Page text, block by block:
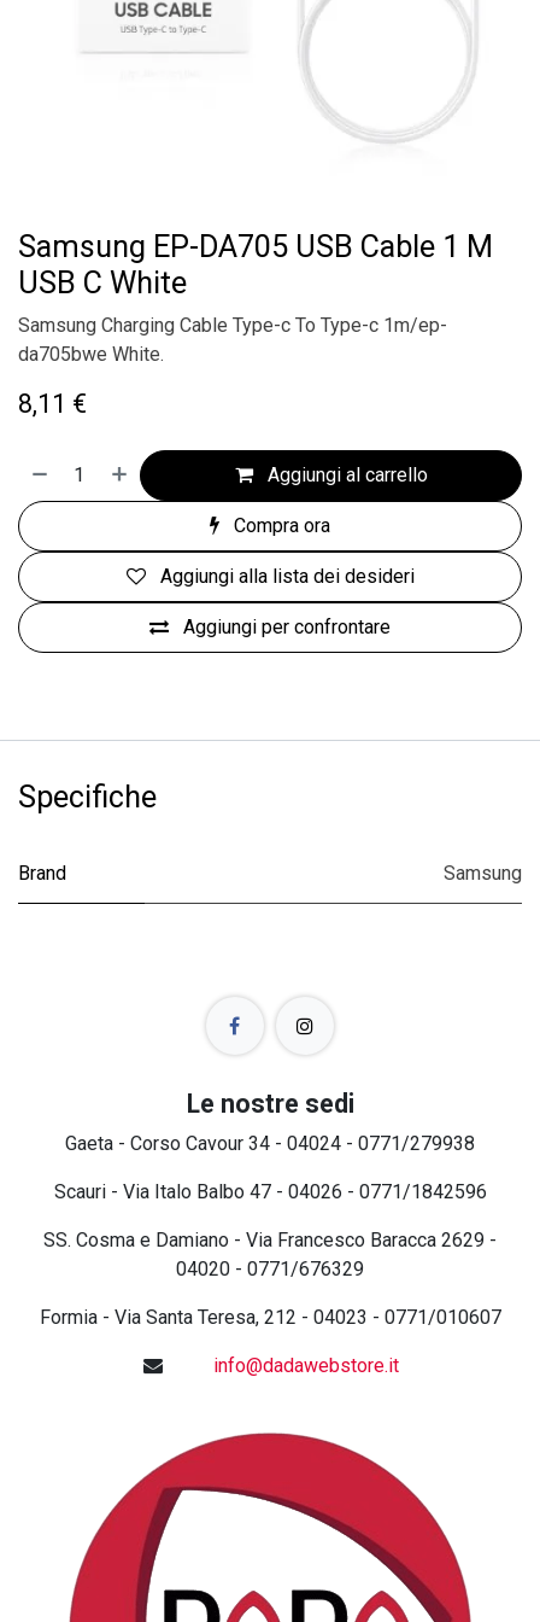
Samsung EP-DA705 USB Cable 1 M
USB C White
Samsung Charging Cable Type-c To Type-c 1m/ep-
da705bwe White.
8,11 €
Aggiungi al carrello
Compra ora
Aggiungi per confrontare
Aggiungi alla lista dei desideri
Specifiche
Brand Samsung
Le nostre sedi
Gaeta - Corso Cavour 34 - 04024 - 0771/279938
Scauri - Via Italo Balbo 47 - 04026 - 0771/1842596
SS. Cosma e Damiano - Via Francesco Baracca 2629 -
04020 - 0771/676329
Formia - Via Santa Teresa, 212 - 04023 - 0771/010607
info@dadawebstore.it